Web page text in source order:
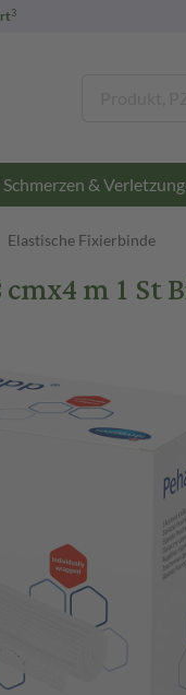
3
Schmerzen &
Elastische Fixierbinde
m 1 St